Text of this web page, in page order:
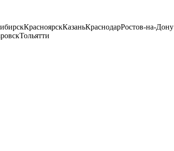
КрасноярскКазаньКраснодарРостов-на-Дону
Тольятти